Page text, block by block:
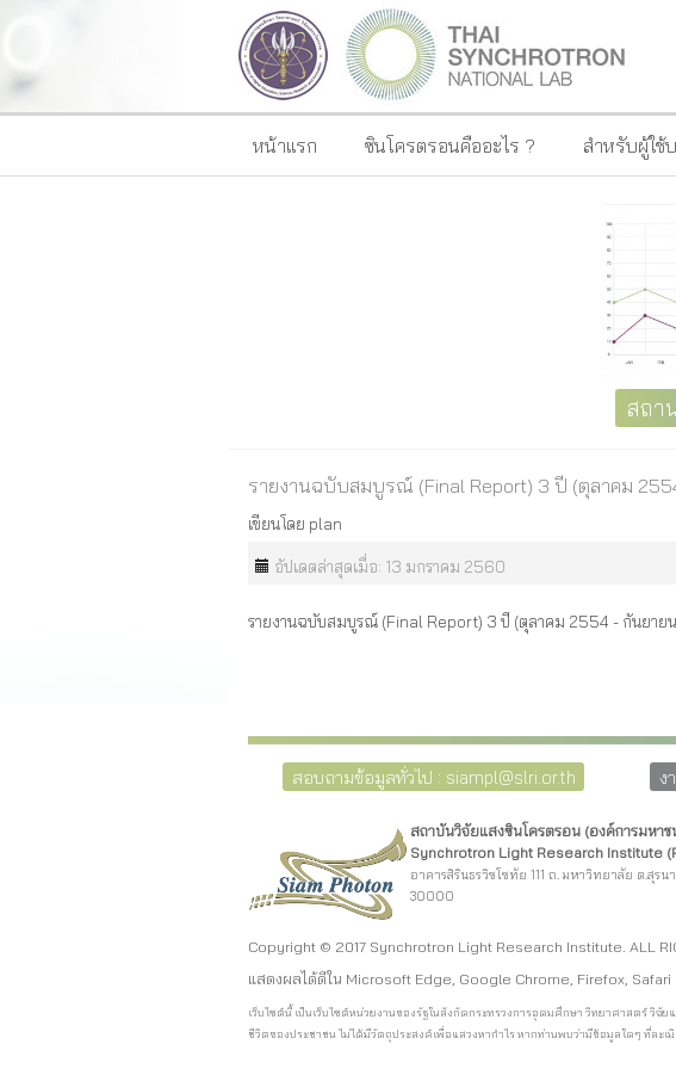
หน้าแรก ซินโครตรอนคืออะไร ? สำหรับผู้ใช้
สถา
รายงานฉบับสมบูรณ์ (Final Report) 3 ปี (ตุลาคม
เขียนโดย plan
อัปเดตล่าสุดเมื่อ: 13 มกราคม 2560
รายงานฉบับสมบูรณ์ (Final Report) 3 ปี (ตุลาคม 2554 - กันยาย
สอบถามข้อมูลทั่วไป : siampl@slri.or.th ง
สถาบันวิจัยแสงซินโครตรอน (องค์การมหาช
Synchrotron Light Research Institute
อาคารสิรินธรวิชโชทัย 111 ถ. มหาวิทยาลัย ต.สุรน
30000
Copyright © 2017 Synchrotron Light Research Institute. ALL
แสดงผลได้ดีใน Microsoft Edge, Google Chrome, Firefox,
เว็บไซต์นี้ เป็นเว็บไซต์หน่วยงานของรัฐในสังกัดกระทรวงการอุดมศึกษา วิทยาศาสตร์
ชีวิตของประชาชน ไม่ได้มีวัตถุประสงค์เพื่อแสวงหากำไร หากท่านพบว่ามีข้อมูลใดๆ ที่ล